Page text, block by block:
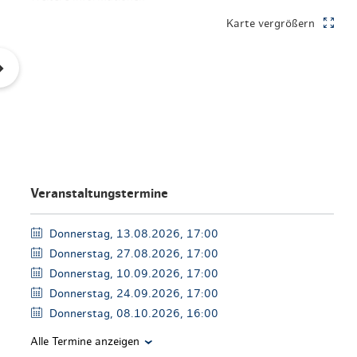
& Lifestyle
shoppen
essen & trinken
Karte vergrößern
Veranstaltungstermine
Donnerstag, 13.08.2026, 17:00
Donnerstag, 27.08.2026, 17:00
Donnerstag, 10.09.2026, 17:00
Donnerstag, 24.09.2026, 17:00
Donnerstag, 08.10.2026, 16:00
Alle Termine anzeigen